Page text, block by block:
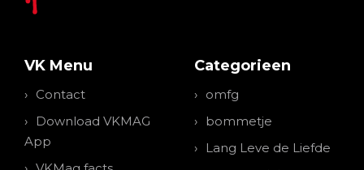
VK Menu
Contact
Download VKMAG
App
Categorieen
omfg
bommetje
Lang Leve de Liefde